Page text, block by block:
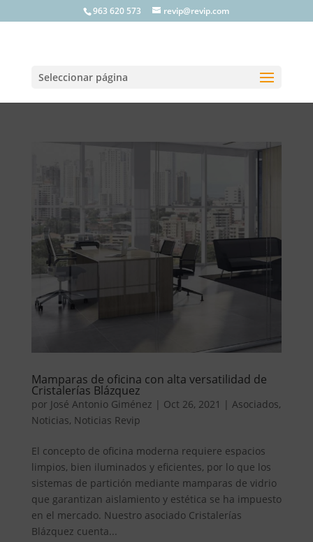
963 620 573 revip@revip.com
Seleccionar página
Mamparas de oficina con alta versatilidad de
Cristalerías Blázquez
por José Antonio Giménez | Oct 26, 2021 | Asociados,
Noticias, Noticias Revip
El concepto de oficina moderna requiere espacios
limpios, bien iluminados y eficientes, por lo que los
sistemas de partición mediante mamparas de vidrio
que garantizan aislamiento y estética se ha impuesto
en el mercado. Nuestro asociado Cristalerías
Blázquez cuenta...